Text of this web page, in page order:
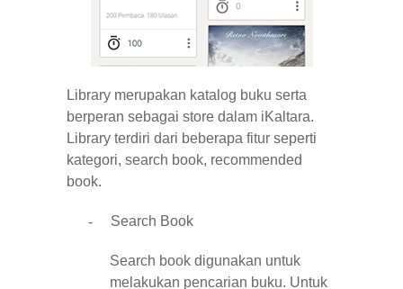
Library merupakan katalog buku serta
berperan sebagai store dalam iKaltara.
Library terdiri dari beberapa fitur seperti
kategori, search book, recommended
book.
- Search Book
Search book digunakan untuk
melakukan pencarian buku. Untuk